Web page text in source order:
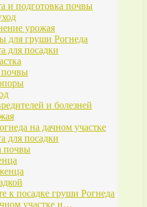
и подготовка почвы
урожая
для груши Рогнеда
для посадки
и болезней
на дачном участке
для посадки
почвы
к посадке груши Рогнеда
участке и…